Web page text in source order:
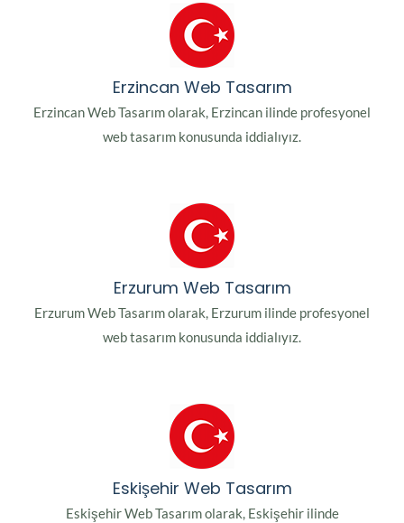
Erzincan Web Tasarım
Erzincan Web Tasarım olarak, Erzincan ilinde profesyonel
web tasarım konusunda iddialıyız.
Erzurum Web Tasarım
Erzurum Web Tasarım olarak, Erzurum ilinde profesyonel
web tasarım konusunda iddialıyız.
Eskişehir Web Tasarım
Eskişehir Web Tasarım olarak, Eskişehir ilinde